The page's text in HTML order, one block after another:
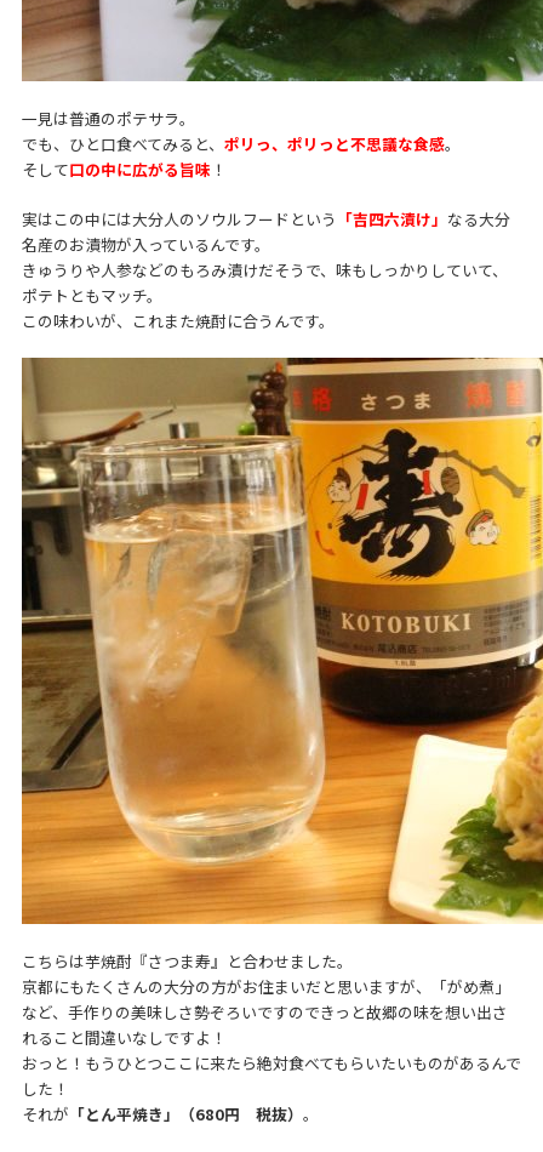
一見は普通のポテサラ。
でも、ひと口食べてみると、 ポリっ、ポリっと不思議な食感。
そして口の中に広がる旨味 ！
実はこの中には大分人のソウルフードという 「吉四六漬け」 なる大分
名産のお漬物が入っているんです。
きゅうりや人参などのもろみ漬けだそうで、味もしっかりしていて、
ポテトともマッチ。
この味わいが、これまた焼酎に合うんです。
こちらは芋焼酎『さつま寿』と合わせました。
京都にもたくさんの大分の方がお住まいだと思いますが、「がめ煮」
など、手作りの美味しさ勢ぞろいですのできっと故郷の味を想い出さ
れること間違いなしですよ！
おっと！もうひとつここに来たら絶対食べてもらいたいものがあるんで
した！
それが 「とん平焼き」（680円 税抜） 。